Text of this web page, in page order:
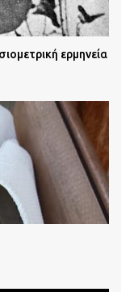
ερμηνεία